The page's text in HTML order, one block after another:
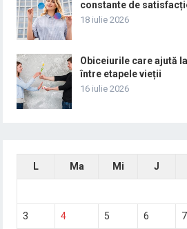
constante de
18 iulie 2026
Obiceiurile care ajută
între etapele vieții
16 iulie 2026
L Ma Mi J
3 4 5 6 7